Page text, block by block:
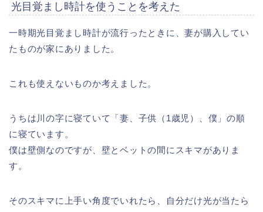
光目覚まし時計を使うことを考えた
一時期光目覚まし時計が流行ったときに、妻が購入してい
たものが家にありました。
これも使えないものか考えました。
うちは川の字に寝ていて「妻、子供（1歳児）、僕」の順
に寝ています。
僕は壁側なのですが、壁とベットの間にスキマがありま
す。
そのスキマに上手い角度でいれたら、自分だけ光が当たら